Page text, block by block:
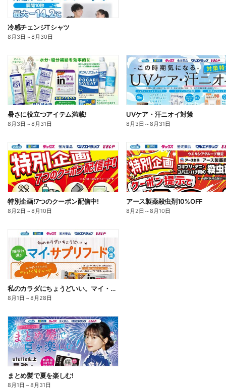
冷感チェンジTシャツ
8月3日 ～8月30日
暑さに役立つアイテム満載!
8月3日 ～8月31日
UVケア・汗ニオイ対策
8月3日 ～8月31日
特別企画!7つのクーポン配信中!
8月2日 ～8月10日
アース製薬殺虫剤10%OFF
8月2日 ～8月10日
私のカラダにちょうどいい。マイ・サプリフード
8月1日 ～8月28日
まとめ髪で夏を楽しむ!
8月1日 ～8月31日